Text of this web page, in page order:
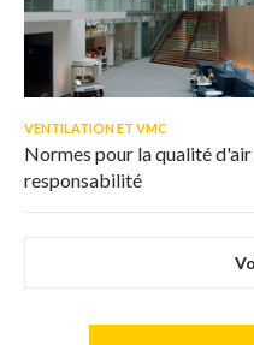
VENTILATION ET VMC
Normes pour la qualité
responsabilité